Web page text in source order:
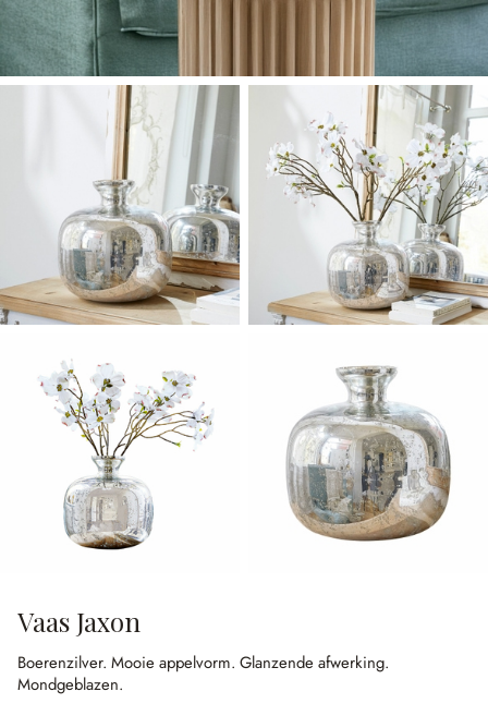
Vaas Jaxon
Boerenzilver. Mooie appelvorm. Glanzende afwerking.
Mondgeblazen.